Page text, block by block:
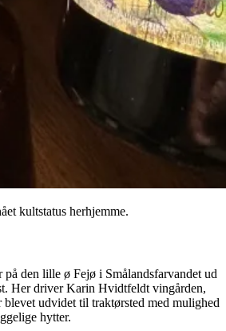
kultstatus herhjemme.
den lille ø Fejø i Smålandsfarvandet ud
Her driver Karin Hvidtfeldt vingården,
blevet udvidet til traktørsted med mulighed
hytter.